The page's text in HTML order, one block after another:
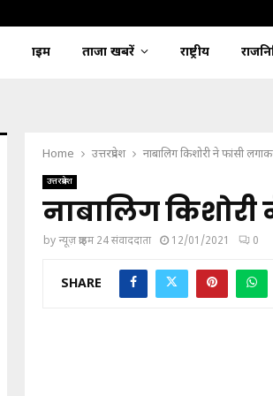
क्राइम ताजा खबरें राष्ट्रीय
Home उत्तरप्रदेश नाबालिग किशोरी ने फांसी
उत्तरप्रदेश
नाबालिग
byन्यूज़ क्राइम 24 संवाददाता 12/01/2021 0
SHARE